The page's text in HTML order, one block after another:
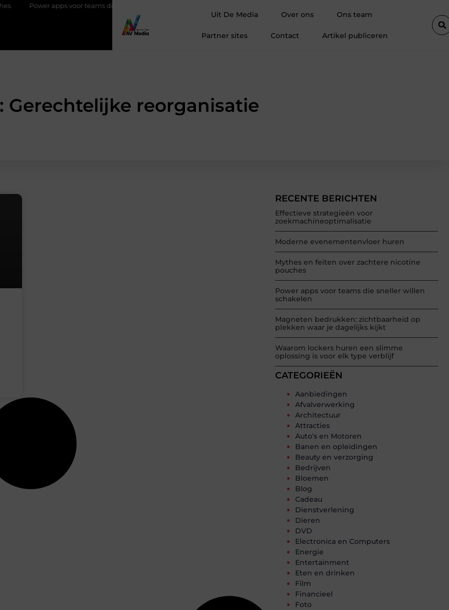
Power apps voor teams die sneller willen schakelen
Uit De Media Over ons Ons team
Partner sites Contact Artikel publiceren
Gerechtelijke reorganisatie
RECENTE BERICHTEN
Effectieve strategieën voor
zoekmachineoptimalisatie
Moderne evenementenvloer huren
Mythes en feiten over zachtere nicotine
pouches
Power apps voor teams die sneller willen
schakelen
Magneten bedrukken: zichtbaarheid op
plekken waar je dagelijks kijkt
Waarom lockers huren een slimme
oplossing is voor elk type verblijf
CATEGORIEËN
Aanbiedingen
Afvalverwerking
Architectuur
Attracties
Auto's en Motoren
Banen en opleidingen
Beauty en verzorging
Bedrijven
Bloemen
Blog
Cadeau
Dienstverlening
Dieren
DVD
Electronica en Computers
Energie
Entertainment
Eten en drinken
Film
Financieel
Foto